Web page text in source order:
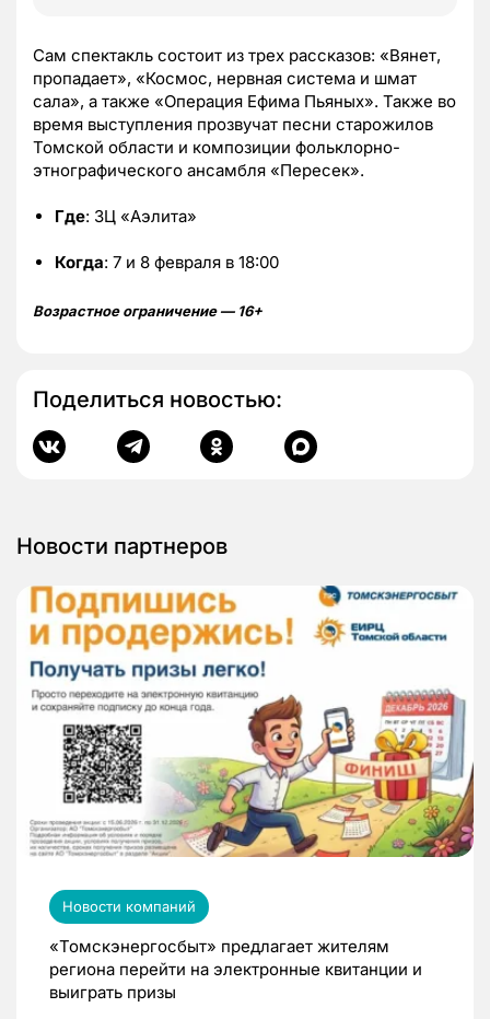
Сам спектакль состоит из трех рассказов: «Вянет,
пропадает», «Космос, нервная система и шмат
сала», а также «Операция Ефима Пьяных». Также во
время выступления прозвучат песни старожилов
Томской области и композиции фольклорно-
этнографического ансамбля «Пересек».
Где: ЗЦ «Аэлита»
Когда: 7 и 8 февраля в 18:00
Возрастное ограничение — 16+
Поделиться новостью:
Новости партнеров
Новости компаний
«Томскэнергосбыт» предлагает жителям
региона перейти на электронные квитанции и
выиграть призы